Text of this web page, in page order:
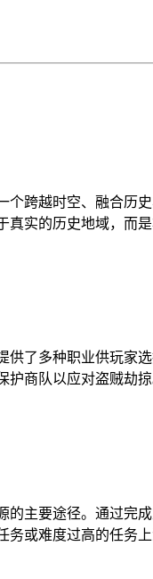
跨越时空、融合
实的历史地域，而
了多种职业供玩家
商队以应对盗贼劫
主要途径。通过完
或难度过高的任务